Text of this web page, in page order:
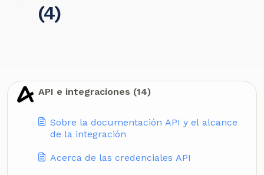
(4)
API e integraciones (14)
Sobre la documentación API y el alcance
de la integración
Acerca de las credenciales API